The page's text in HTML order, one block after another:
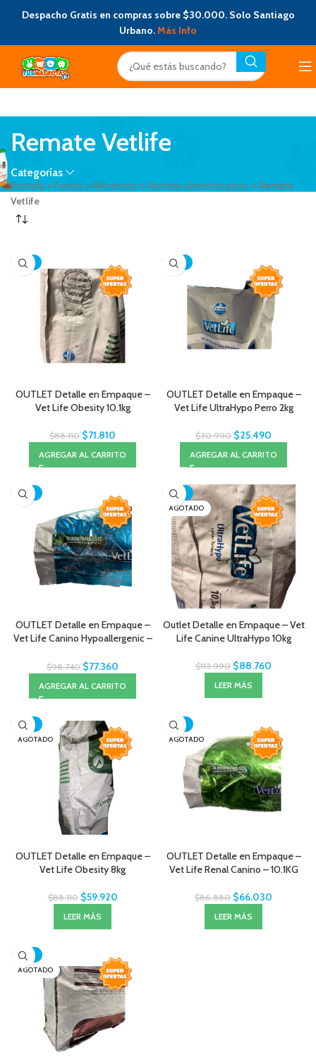
Despacho Gratis en compras sobre $30.000. Solo Santiago
Urbano.Más Info
Remate Vetlife
Categorías
Portada »Perros »Alimentos »Remate alimento perro » Remate
Vetlife
-18%
OUTLET Detalle en Empaque –
Vet Life Obesity 10.1kg
$88.110 $71.810
AGREGAR AL CARRITO
-18%
OUTLET Detalle en Empaque –
Vet Life UltraHypo Perro 2kg
$30.990 $25.490
AGREGAR AL CARRITO
-22%
OUTLET Detalle en Empaque –
Vet Life Canino Hypoallergenic –
$98.740 $77.360
AGREGAR AL CARRITO
-22%
AGOTADO
Outlet Detalle en Empaque – Vet
Life Canine UltraHypo 10kg
$113.990 $88.760
LEER MÁS
-32%
AGOTADO
OUTLET Detalle en Empaque –
Vet Life Obesity 8kg
$88.110 $59.920
LEER MÁS
-24%
AGOTADO
OUTLET Detalle en Empaque –
Vet Life Renal Canino – 10.1KG
$86.880 $66.030
LEER MÁS
-24%
AGOTADO